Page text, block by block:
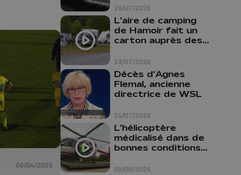
06/04/2025
28/07/2026
budget pour le
faire
23/07/2026
L'aire de camping
de Hamoir fait un
carton auprès des
24/07/2026
Décès d'Agnes
Flemal, ancienne
directrice de WSL
05/08/2026
L'hélicoptère
médicalisé dans de
bonnes conditions à